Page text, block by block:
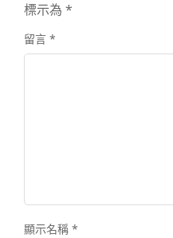
標示為 *
留言 *
顯示名稱 *